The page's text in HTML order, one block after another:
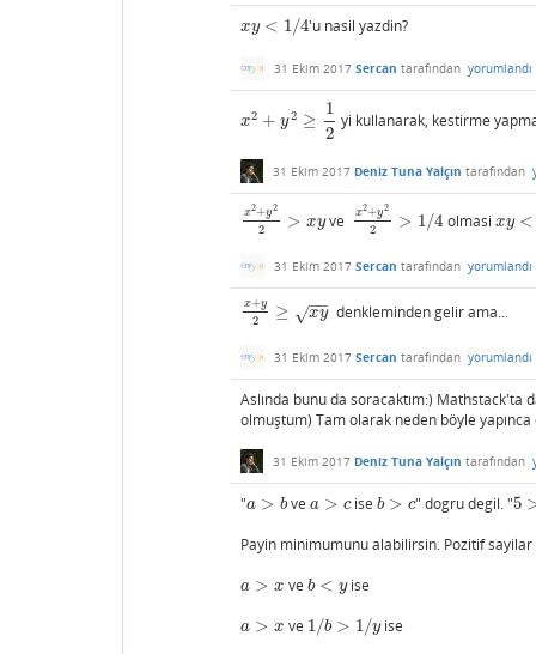
xy < 1/4
xy< 1/4 'u nasil yazdin?
31 Ekim 2017 Sercan tarafından yorumlandı
x2 + y2 ≥
1
2
x2+y2 ≥1 2 yi kullanarak, kestirme
31 Ekim 2017 Deniz Tuna Yalçın tarafından
x2+y2
2 > xy
x2+y2 >x y ve x2+y2
2 > 1/4
x2+y2 >1 /4 olmasi xy <
xy< 1/4
31 Ekim 2017 Sercan tarafından yorumlandı
x+y
2 ≥ xy
−−
√
x+y2 ≥xy denkleminden gelir ama...
31 Ekim 2017 Sercan tarafından yorumlandı
Aslında bunu da soracaktım:)
olmuştum) Tam olarak neden böyle yapınca
31 Ekim 2017 Deniz Tuna Yalçın tarafından
"a > b
a>b ve a > c
a>c ise b > c
b>c " dogru degil. "5
5 >
Payin minimumunu alabilirsin. Pozitif
a > x
a>x veb < y
b <y ise
a > x
a>x ve 1/b > 1/y
1/b>1/ y ise